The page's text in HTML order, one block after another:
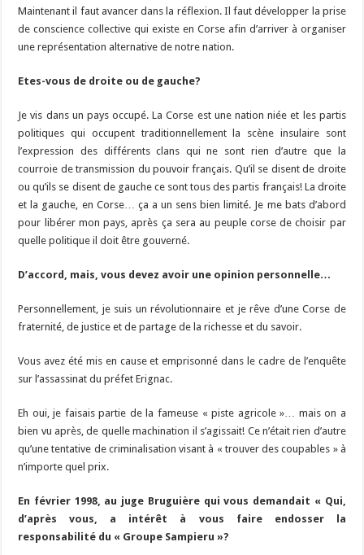
Maintenant il faut avancer dans la réflexion. Il faut développer la prise
de conscience collective qui existe en Corse afin d’arriver à organiser
une représentation alternative de notre nation.
Etes-vous de droite ou de gauche?
Je vis dans un pays occupé. La Corse est une nation niée et les partis
politiques qui occupent traditionnellement la scène insulaire sont
l’expression des différents clans qui ne sont rien d’autre que la
courroie de transmission du pouvoir français. Qu’il se disent de droite
ou qu’ils se disent de gauche ce sont tous des partis français! La droite
et la gauche, en Corse… ça a un sens bien limité. Je me bats d’abord
pour libérer mon pays, après ça sera au peuple corse de choisir par
quelle politique il doit être gouverné.
D’accord, mais, vous devez avoir une opinion personnelle…
Personnellement, je suis un révolutionnaire et je rêve d’une Corse de
fraternité, de justice et de partage de la richesse et du savoir.
Vous avez été mis en cause et emprisonné dans le cadre de l’enquête
sur l’assassinat du préfet Erignac.
Eh oui, je faisais partie de la fameuse « piste agricole »… mais on a
bien vu après, de quelle machination il s’agissait! Ce n’était rien d’autre
qu’une tentative de criminalisation visant à « trouver des coupables » à
n’importe quel prix.
En février 1998, au juge Bruguière qui vous demandait « Qui,
d’après vous, a intérêt à vous faire endosser la
responsabilité du « Groupe Sampieru »?